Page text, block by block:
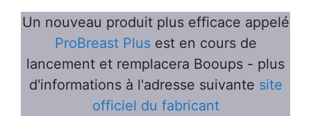
Un nouveau produit plus efficace appelé
ProBreast Plusest en cours de
lancement et remplacera Booups - plus
d'informations à l'adresse suivante site
officiel du fabricant